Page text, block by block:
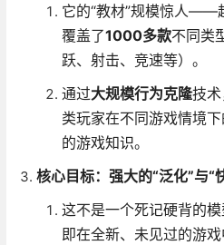
它的“教材”规模惊人——
覆盖了1000多款不同类
跃、射击、竞速等）。
通过大规模行为克隆技
类玩家在不同游戏情境
的游戏知识。
核心目标：强大的“泛化”与“
这不是一个死记硬背的
即在全新、未见过的游戏